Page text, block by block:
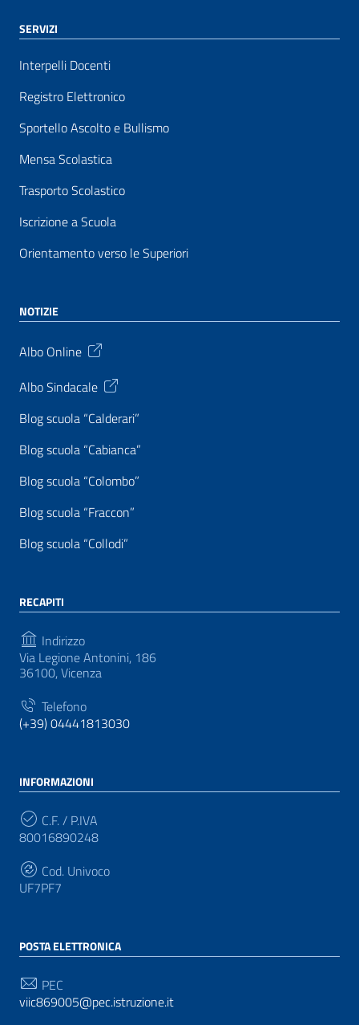
SERVIZI
Interpelli Docenti
Registro Elettronico
Sportello Ascolto e Bullismo
Mensa Scolastica
Trasporto Scolastico
Iscrizione a Scuola
Orientamento verso le Superiori
NOTIZIE
Albo Online
Albo Sindacale
Blog scuola “Calderari”
Blog scuola “Cabianca”
Blog scuola “Colombo”
Blog scuola “Fraccon”
Blog scuola “Collodi”
RECAPITI
Indirizzo
Via Legione Antonini, 186
36100, Vicenza
Telefono
(+39) 04441813030
INFORMAZIONI
C.F. / P.IVA
80016890248
Cod. Univoco
UF7PF7
POSTA ELETTRONICA
PEC
viic869005@pec.istruzione.it